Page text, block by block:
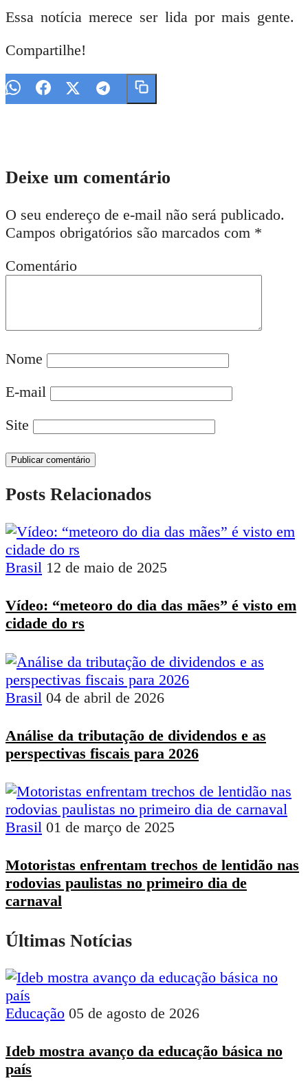
Essa notícia merece ser lida por mais gente.
Compartilhe!
Deixe um comentário
O seu endereço de e-mail não será publicado.
Campos obrigatórios são marcados com *
Comentário
Nome
E-mail
Site
Posts Relacionados
Brasil 12 de maio de 2025
Vídeo: “meteoro do dia das mães” é visto em
cidade do rs
Brasil 04 de abril de 2026
Análise da tributação de dividendos e as
perspectivas fiscais para 2026
Brasil 01 de março de 2025
Motoristas enfrentam trechos de lentidão nas
rodovias paulistas no primeiro dia de
carnaval
Últimas Notícias
Educação 05 de agosto de 2026
Ideb mostra avanço da educação básica no
país